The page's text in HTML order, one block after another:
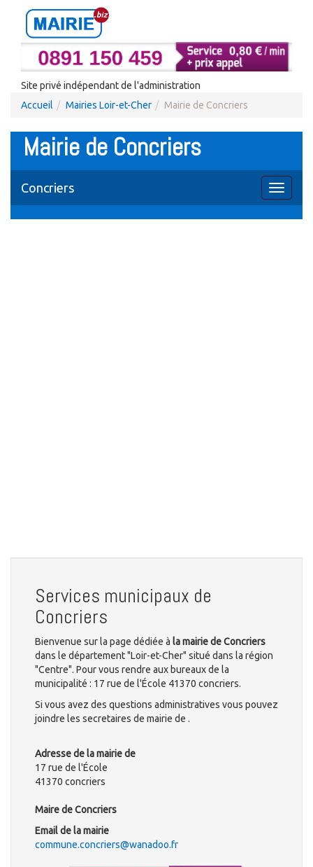
Site privé indépendant de l'administration
Accueil
Mairies Loir-et-Cher Mairie de Concriers
Mairie de Concriers
Toggle
Concriers
Services municipaux de
Concriers
Bienvenue sur la page dédiée à la mairie de Concriers
dans le département "Loir-et-Cher" situé dans la région
"Centre". Pour vous rendre aux bureaux de la
municipalité : 17 rue de l'École 41370 concriers.
Si vous avez des questions administratives vous pouvez
joindre les secretaires de mairie de .
Adresse de la mairie de
17 rue de l'École
41370 concriers
Maire de Concriers
Email de la mairie
commune.concriers@wanadoo.fr